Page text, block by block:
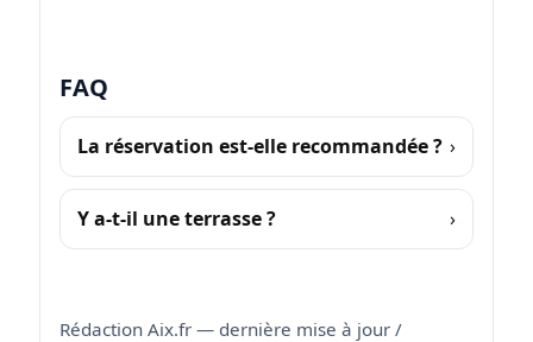
FAQ
La réservation est-elle recommandée ?
Y a-t-il une terrasse ?
Rédaction Aix.fr — dernière mise à jour /